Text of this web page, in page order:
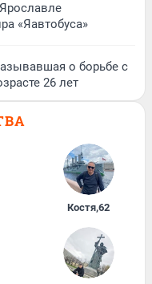
«Яавтобуса»
о борьбе с
26 лет
Костя,62